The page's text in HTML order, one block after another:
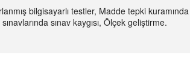
bilgisayarlı testler, Madde tepki
sınav kaygısı, Ölçek geliştirme.